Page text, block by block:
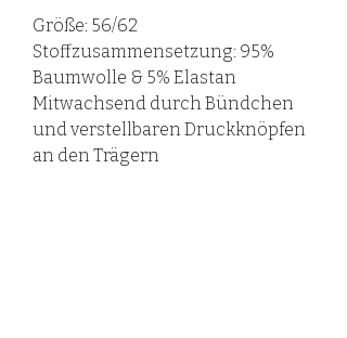
Größe: 56/62
Stoffzusammensetzung: 95%
Baumwolle & 5% Elastan
Mitwachsend durch Bündchen
und verstellbaren Druckknöpfen
an den Trägern